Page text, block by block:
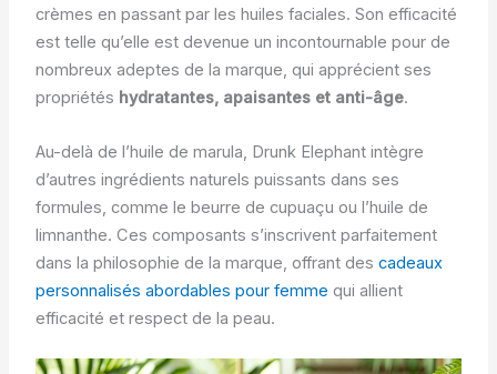
crèmes en passant par les huiles faciales. Son efficacité
est telle qu’elle est devenue un incontournable pour de
nombreux adeptes de la marque, qui apprécient ses
propriétés hydratantes, apaisantes et anti-âge.
Au-delà de l’huile de marula, Drunk Elephant intègre
d’autres ingrédients naturels puissants dans ses
formules, comme le beurre de cupuaçu ou l’huile de
limnanthe. Ces composants s’inscrivent parfaitement
dans la philosophie de la marque, offrant des cadeaux
personnalisés abordables pour femme qui allient
efficacité et respect de la peau.